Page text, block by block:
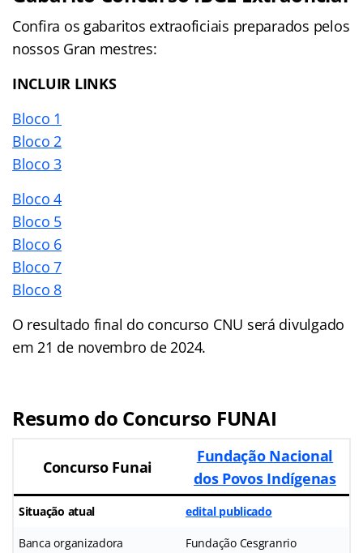
Confira os gabaritos extraoficiais preparados pelos
nossos Gran mestres:
INCLUIR LINKS
Bloco 1
Bloco 2
Bloco 3
Bloco 4
Bloco 5
Bloco 6
Bloco 7
Bloco 8
O resultado final do concurso CNU será divulgado
em 21 de novembro de 2024.
Resumo do Concurso FUNAI
Concurso Funai
Fundação Nacional
dos Povos Indígenas
Situação atual edital publicado
Banca organizadora Fundação Cesgranrio